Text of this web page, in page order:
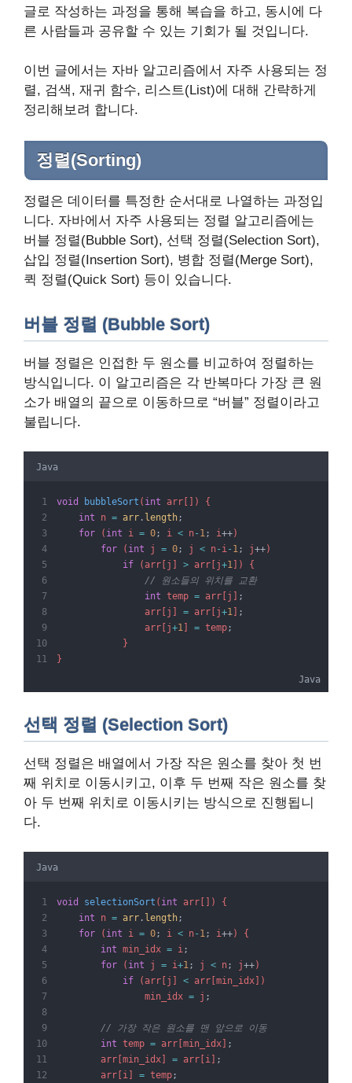
글로 작성하는 과정을 통해 복습을 하고, 동시에 다
른 사람들과 공유할 수 있는 기회가 될 것입니다.
이번 글에서는 자바 알고리즘에서 자주 사용되는 정
렬, 검색, 재귀 함수, 리스트(List)에 대해 간략하게
정리해보려 합니다.
정렬(Sorting)
정렬은 데이터를 특정한 순서대로 나열하는 과정입
니다. 자바에서 자주 사용되는 정렬 알고리즘에는
버블 정렬(Bubble Sort), 선택 정렬(Selection Sort),
삽입 정렬(Insertion Sort), 병합 정렬(Merge Sort),
퀵 정렬(Quick Sort) 등이 있습니다.
버블 정렬 (Bubble Sort)
버블 정렬은 인접한 두 원소를 비교하여 정렬하는
방식입니다. 이 알고리즘은 각 반복마다 가장 큰 원
소가 배열의 끝으로 이동하므로 “버블” 정렬이라고
불립니다.
Java
void bubbleSort ( int arr[]) {
int n = arr . length;
for ( int i = 0; i < n- 1; i++)
for ( int j = 0; j < n- i- 1; j++)
if (arr[j] > arr[j+1 ]) {
// 원소들의 위치를 교환
int temp = arr[j]
;
                arr[j]
= arr[j+1
;
                arr[j
+1 ] = temp;
            }
}
Java
선택 정렬 (Selection Sort)
선택 정렬은 배열에서 가장 작은 원소를 찾아 첫 번
째 위치로 이동시키고, 이후 두 번째 작은 원소를 찾
아 두 번째 위치로 이동시키는 방식으로 진행됩니
다.
Java
void selectionSort ( int arr[]) {
int n = arr . length;
for ( int i = 0; i < n- 1; i++) {
int min_idx = i;
for ( int j = i+1; j < n; j++)
if (arr[j] < arr[min_idx])
                min_idx
= j ;
// 가장 작은 원소를 맨 앞으로 이동
int temp = arr[min_idx]
;
        arr[min_idx]
= arr[i]
;
        arr[i]
= temp;